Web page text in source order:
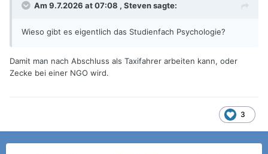
Am 9.7.2026 at 07:08 , Stevensagte:
Wieso gibt es eigentlich das Studienfach Psychologie?
Damit man nach Abschluss als Taxifahrer arbeiten kann, oder
Zecke bei einer NGO wird.
3